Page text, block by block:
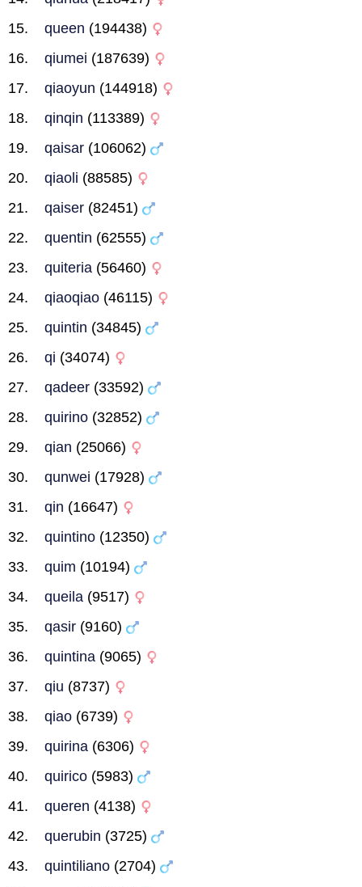
queen (194438)
qiumei (187639)
qiaoyun (144918)
qinqin (113389)
qaisar (106062)
qiaoli (88585)
qaiser (82451)
quentin (62555)
quiteria (56460)
qiaoqiao (46115)
quintin (34845)
qi (34074)
qadeer (33592)
quirino (32852)
qian (25066)
qunwei (17928)
qin (16647)
quintino (12350)
quim (10194)
queila (9517)
qasir (9160)
quintina (9065)
qiu (8737)
qiao (6739)
quirina (6306)
quirico (5983)
queren (4138)
querubin (3725)
quintiliano (2704)